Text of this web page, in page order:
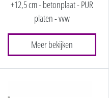
+12,5 cm - betonplaat - PUR
platen - vvw
Meer bekijken